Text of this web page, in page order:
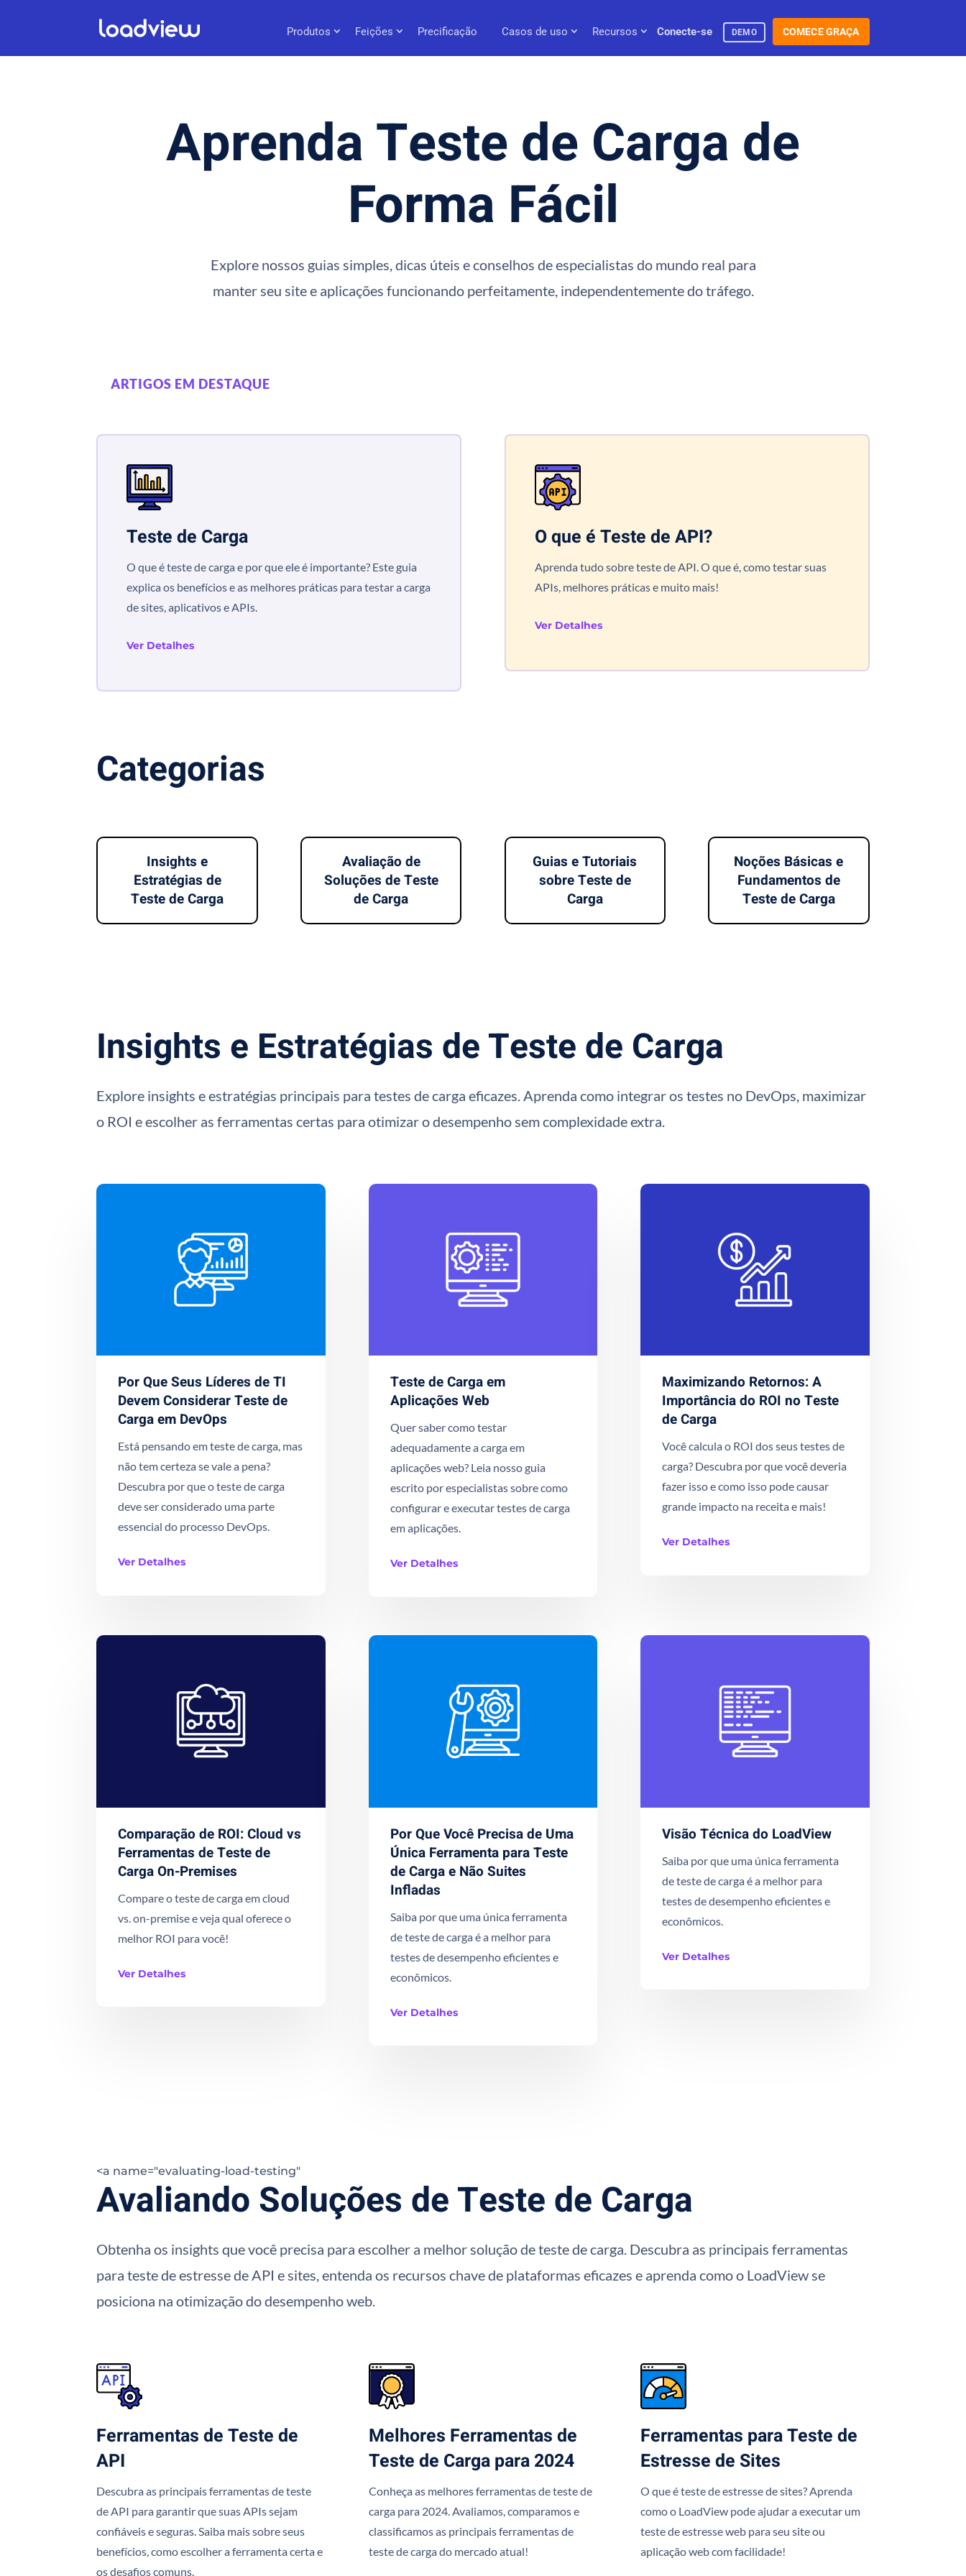
Produtos Feições Precificação Casos de uso Recursos Conecte-se DEMO COMECE GRAÇA
Aprenda Teste de Carga de
Forma Fácil
Explore nossos guias simples, dicas úteis e conselhos de especialistas do mundo real para
manter seu site e aplicações funcionando perfeitamente, independentemente do tráfego.
ARTIGOS EM DESTAQUE
Teste de Carga
O que é teste de carga e por que ele é importante? Este guia
explica os benefícios e as melhores práticas para testar a carga
de sites, aplicativos e APIs.
Ver Detalhes
O que é Teste de API?
Aprenda tudo sobre teste de API. O que é, como testar suas
APIs, melhores práticas e muito mais!
Ver Detalhes
Categorias
Insights e
Estratégias de
Teste de Carga
Avaliação de
Soluções de Teste
de Carga
Guias e Tutoriais
sobre Teste de
Carga
Noções Básicas e
Fundamentos de
Teste de Carga
Insights e Estratégias de Teste de Carga
Explore insights e estratégias principais para testes de carga eficazes. Aprenda como integrar os testes no DevOps, maximizar
o ROI e escolher as ferramentas certas para otimizar o desempenho sem complexidade extra.
Por Que Seus Líderes de TI
Devem Considerar Teste de
Carga em DevOps
Está pensando em teste de carga, mas
não tem certeza se vale a pena?
Descubra por que o teste de carga
deve ser considerado uma parte
essencial do processo DevOps.
Ver Detalhes
Teste de Carga em
Aplicações Web
Quer saber como testar
adequadamente a carga em
aplicações web? Leia nosso guia
escrito por especialistas sobre como
configurar e executar testes de carga
em aplicações.
Ver Detalhes
Maximizando Retornos: A
Importância do ROI no Teste
de Carga
Você calcula o ROI dos seus testes de
carga? Descubra por que você deveria
fazer isso e como isso pode causar
grande impacto na receita e mais!
Ver Detalhes
Comparação de ROI: Cloud vs
Ferramentas de Teste de
Carga On-Premises
Compare o teste de carga em cloud
vs. on-premise e veja qual oferece o
melhor ROI para você!
Ver Detalhes
Por Que Você Precisa de Uma
Única Ferramenta para Teste
de Carga e Não Suites
Infladas
Saiba por que uma única ferramenta
de teste de carga é a melhor para
testes de desempenho eficientes e
econômicos.
Ver Detalhes
Visão Técnica do LoadView
Saiba por que uma única ferramenta
de teste de carga é a melhor para
testes de desempenho eficientes e
econômicos.
Ver Detalhes
<a name="evaluating-load-testing"
Avaliando Soluções de Teste de Carga
Obtenha os insights que você precisa para escolher a melhor solução de teste de carga. Descubra as principais ferramentas
para teste de estresse de API e sites, entenda os recursos chave de plataformas eficazes e aprenda como o LoadView se
posiciona na otimização do desempenho web.
Ferramentas de Teste de
API
Descubra as principais ferramentas de teste
de API para garantir que suas APIs sejam
confiáveis e seguras. Saiba mais sobre seus
benefícios, como escolher a ferramenta certa e
os desafios comuns.
Melhores Ferramentas de
Teste de Carga para 2024
Conheça as melhores ferramentas de teste de
carga para 2024. Avaliamos, comparamos e
classificamos as principais ferramentas de
teste de carga do mercado atual!
Ferramentas para Teste de
Estresse de Sites
O que é teste de estresse de sites? Aprenda
como o LoadView pode ajudar a executar um
teste de estresse web para seu site ou
aplicação web com facilidade!